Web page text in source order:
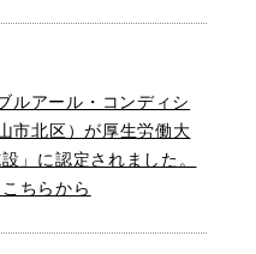
ルアール・コンディシ
市北区）が厚生労働大
」に認定されました。
ちらから